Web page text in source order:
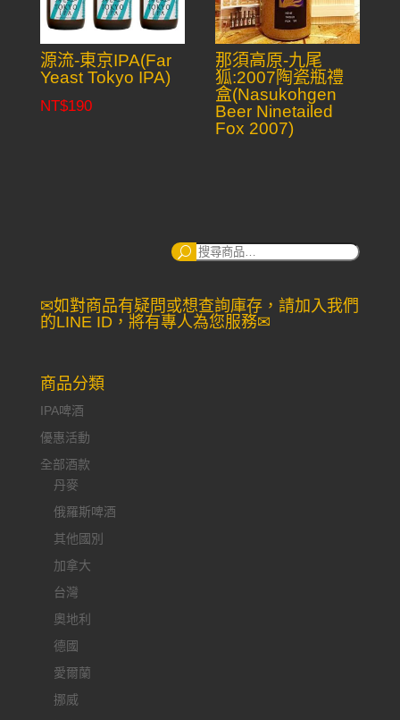
源流-東京IPA(Far
Yeast Tokyo IPA)
NT$190
那須高原-九尾
狐:2007陶瓷瓶禮
盒(Nasukohgen
Beer Ninetailed
Fox 2007)
搜
✉如對商品有疑問或想查詢庫存，請加入我們
的LINE ID，將有專人為您服務✉
商品分類
IPA啤酒
優惠活動
全部酒款
丹麥
俄羅斯啤酒
其他國別
加拿大
台灣
奧地利
德國
愛爾蘭
挪威